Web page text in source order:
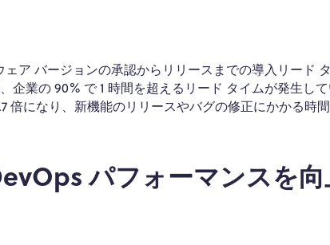
ア バージョンの承認からリリースまでの導入リード
業の 90% で 1 時間を超えるリード タイムが発生し
倍になり、新機能のリリースやバグの修正にかかる時間
パフォーマンスを向